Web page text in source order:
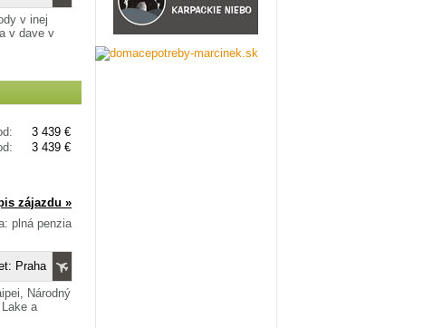
v inej
v dave v
3 439 €
3 439 €
zájazdu »
plná penzia
Praha
Národný
a